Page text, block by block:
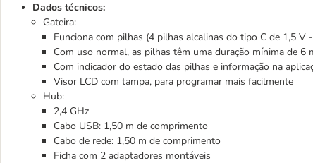
Dados técnicos:
Gateira:
Funciona com pilhas (4 pilhas alcalinas do tipo C de 1,5 V
Com uso normal, as pilhas têm uma duração mínima de 6
Com indicador do estado das pilhas e informação na
Visor LCD com tampa, para programar mais facilmente
Hub:
2,4 GHz
Cabo USB: 1,50 m de comprimento
Cabo de rede: 1,50 m de comprimento
Ficha com 2 adaptadores montáveis